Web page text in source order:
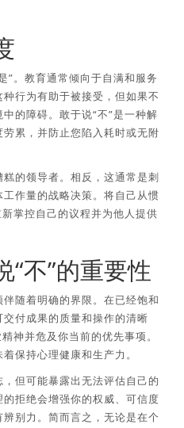
”。教育通常倾向于自满和服务
行为有助于被接受，但如果不
的障碍。敢于说“不”是一种解
累，并防止您陷入耗时或无附
的领导者。相反，这通常是刺
作量的战略决策。将自己从惯
掌控自己的议程并为他人提供
“不”的重要性
随着明确的界限。在已经饱和
付成果的质量和操作的清晰
神并危及你当前的优先事项。
保持心理健康和生产力。
但可能暴露出无法评估自己的
拒绝会增强你的权威、可信度
别力。简而言之，无论是在个